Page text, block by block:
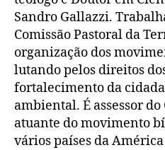
Sandro Gallazzi.
Comissão Pastoral da
organização dos
lutando pelos direitos
fortalecimento da
ambiental. É assessor
atuante do movimento
vários países da